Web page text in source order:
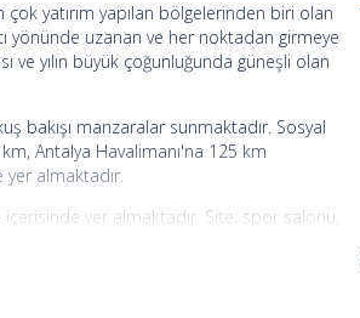
çok yatırım yapılan bölgelerinden biri olan
yönünde uzanan ve her noktadan girmeye
ve yılın büyük çoğunluğunda güneşli olan
bakışı manzaralar sunmaktadır. Sosyal
Antalya Havalimanı'na 125 km
almaktadır.
yer almaktadır. Site; spor salonu,